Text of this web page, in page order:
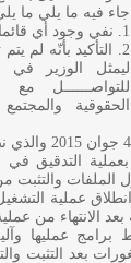
جاء فيه ما يلي ما
1. نفي وجود أي قائمات جديدة.
2. التأكيد بأنّه
ليمثل الوزير في
للتواصــــــل مع
الحقوقية
التدقيق
2015 بفتح مكاتب لقبول
عمليها
بعد التثبت